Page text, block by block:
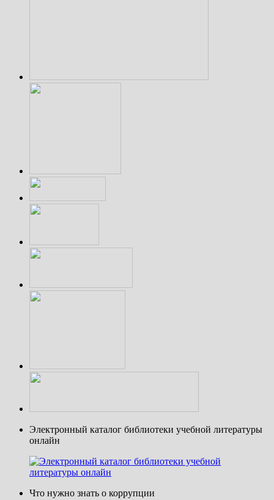
Электронный каталог библиотеки учебной литературы
онлайн
Что нужно знать о коррупции